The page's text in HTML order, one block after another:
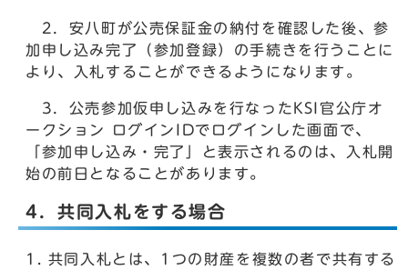
2．安八町が公売保証金の納付を確認した後、参
加申し込み完了（参加登録）の手続きを行うことに
より、入札することができるようになります。
3．公売参加仮申し込みを行なったKSI官公庁オ
ークション ログインIDでログインした画面で、
「参加申し込み・完了」と表示されるのは、入札開
始の前日となることがあります。
4．共同入札をする場合
共同入札とは、1つの財産を複数の者で共有する